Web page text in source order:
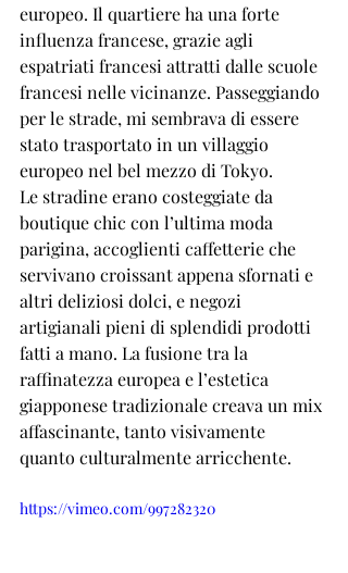
europeo. Il quartiere ha una forte
influenza francese, grazie agli
espatriati francesi attratti dalle scuole
francesi nelle vicinanze. Passeggiando
per le strade, mi sembrava di essere
stato trasportato in un villaggio
europeo nel bel mezzo di Tokyo.
Le stradine erano costeggiate da
boutique chic con l’ultima moda
parigina, accoglienti caffetterie che
servivano croissant appena sfornati e
altri deliziosi dolci, e negozi
artigianali pieni di splendidi prodotti
fatti a mano. La fusione tra la
raffinatezza europea e l’estetica
giapponese tradizionale creava un mix
affascinante, tanto visivamente
quanto culturalmente arricchente.
https://vimeo.com/997282320